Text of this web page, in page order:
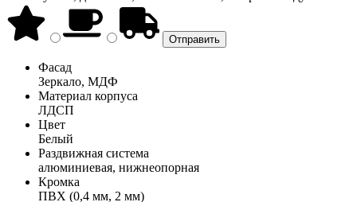
Фасад
Зеркало, МДФ
Материал корпуса
ЛДСП
Цвет
Белый
Раздвижная система
алюминиевая, нижнеопорная
Кромка
ПВХ (0,4 мм, 2 мм)